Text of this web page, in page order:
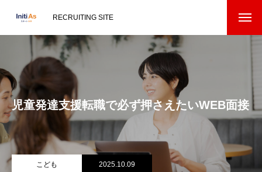
RECRUITING SITE
児童発達支援転職で必ず押さえたいWEB面接
こども 2025.10.09